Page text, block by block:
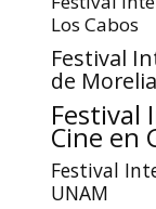
Los Cabos
Festival
de Morelia
Festival
Cine en
Festival
UNAM